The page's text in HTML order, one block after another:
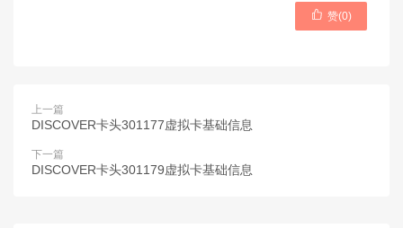
 赞(0)
上一篇
DISCOVER卡头301177虚拟卡基础信息
下一篇
DISCOVER卡头301179虚拟卡基础信息